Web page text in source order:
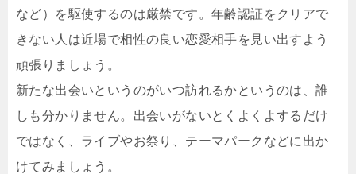
など）を駆使するのは厳禁です。年齢認証をクリアで
きない人は近場で相性の良い恋愛相手を見い出すよう
頑張りましょう。
新たな出会いというのがいつ訪れるかというのは、誰
しも分かりません。出会いがないとくよくよするだけ
ではなく、ライブやお祭り、テーマパークなどに出か
けてみましょう。